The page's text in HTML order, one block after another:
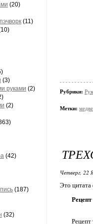
(20)
(11)
(3)
руками (2)
(2)
(42)
(187)
(32)
Рубрики:
Метки:
Четверг, 22
Это